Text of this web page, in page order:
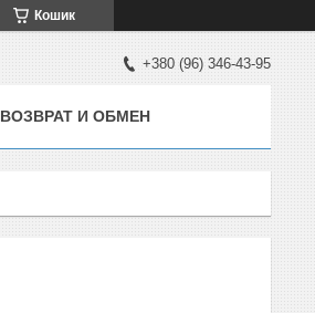
Кошик
+380 (96) 346-43-95
ВОЗВРАТ И ОБМЕН